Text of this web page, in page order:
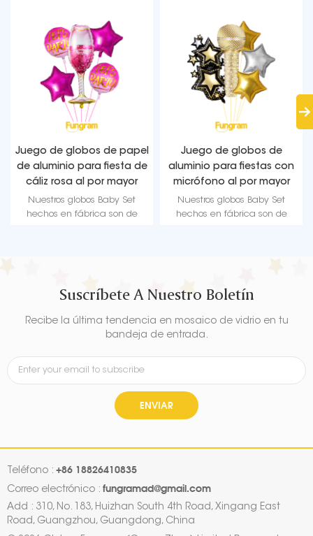
Juego de globos de papel
de aluminio para fiesta de
cáliz rosa al por mayor
Nuestros globos Baby Set
hechos en fábrica son de
Juego de globos de
aluminio para fiestas con
micrófono al por mayor
Nuestros globos Baby Set
hechos en fábrica son de
decoración para fiestas
Suscríbete A Nuestro Boletín
Recibe la última tendencia en mosaico de vidrio en tu
bandeja de entrada.
ENVIAR
Teléfono : +86 18826410835
Correo electrónico : fungramad@gmail.com
Add : 310, No. 183, Huizhan South 4th Road, Xingang East
Road, Guangzhou, Guangdong, China